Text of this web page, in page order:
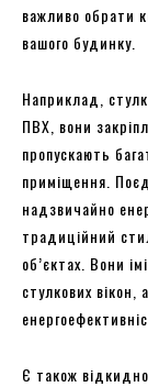
важливо обрати
вашого будинку.
Наприклад,
ПВХ, вони
пропускають
приміщення.
надзвичайно
традиційний
об’єктах. Вони
стулкових
Є також